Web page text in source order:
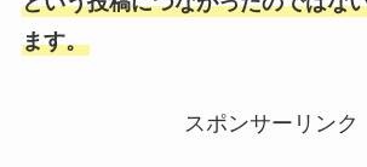
ます。
スポンサーリンク